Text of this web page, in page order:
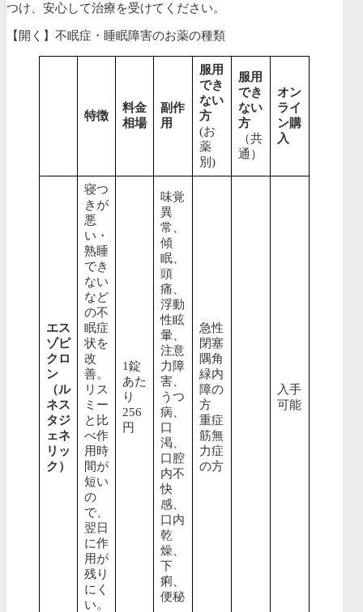
つけ、安心して治療を受けてください。
【開く】不眠症・睡眠障害のお薬の種類
特徴
料金
相場
副作
用
服用
でき
ない
方
(お
薬
別)
服用
でき
ない
方
（共
通）
オン
ライ
ン購
入
エス
ゾピ
クロ
ン
（ル
ネス
タジ
ェネ
リッ
ク）
寝つ
きが
悪
い・
熟睡
でき
ない
など
の不
眠症
状を
改
善。
リス
ミー
と比
べ作
用時
間が
短い
の
で、
翌日
に作
用が
残り
にく
い。
1錠
あた
り
256
円
味覚
異
常、
傾
眠、
頭
痛、
浮動
性眩
暈、
注意
力障
害、
うつ
病、
口
渇、
口腔
内不
快
感、
口内
乾
燥、
下
痢、
便秘
急性
閉塞
隅角
緑内
障の
方
重症
筋無
力症
の方
入手
可能